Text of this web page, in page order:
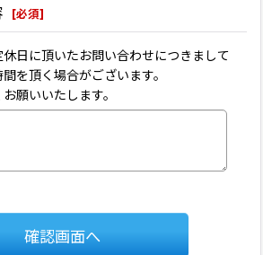
[必須]
日に頂いたお問い合わせにつきまして
を頂く場合がございます。
願いいたします。
確認画面へ